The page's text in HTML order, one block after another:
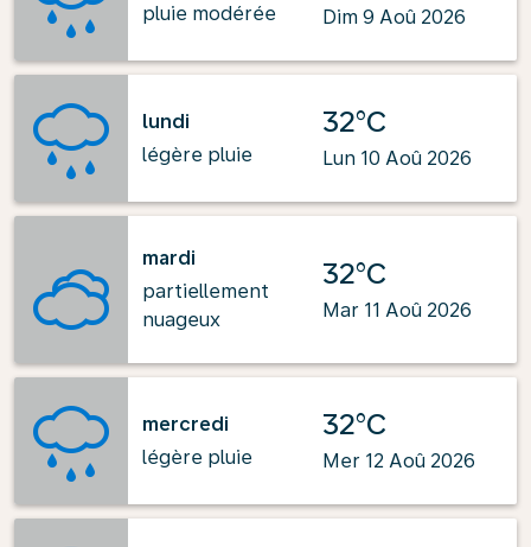
pluie modérée
Dim 9 Aoû 2026
lundi
légère pluie
32°C
Lun 10 Aoû 2026
mardi
partiellement
nuageux
32°C
Mar 11 Aoû 2026
mercredi
légère pluie
32°C
Mer 12 Aoû 2026